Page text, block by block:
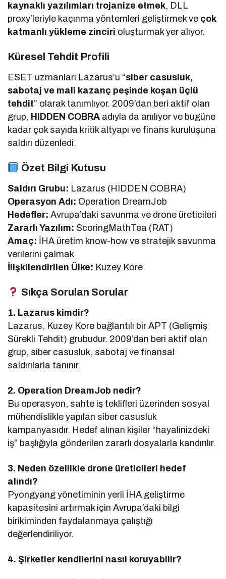
kaynaklı yazılımları trojanize etmek, DLL
proxy’leriyle kaçınma yöntemleri geliştirmek ve çok
katmanlı yükleme zinciri oluşturmak yer alıyor.
Küresel Tehdit Profili
ESET uzmanları Lazarus’u “siber casusluk,
sabotaj ve mali kazanç peşinde koşan üçlü
tehdit” olarak tanımlıyor. 2009’dan beri aktif olan
grup, HIDDEN COBRA adıyla da anılıyor ve bugüne
kadar çok sayıda kritik altyapı ve finans kuruluşuna
saldırı düzenledi.
Özet Bilgi Kutusu
Saldırı Grubu: Lazarus (HIDDEN COBRA)
Operasyon Adı: Operation DreamJob
Hedefler: Avrupa’daki savunma ve drone üreticileri
Zararlı Yazılım: ScoringMathTea (RAT)
Amaç: İHA üretim know-how ve stratejik savunma
verilerini çalmak
İlişkilendirilen Ülke: Kuzey Kore
Sıkça Sorulan Sorular
1. Lazarus kimdir?
Lazarus, Kuzey Kore bağlantılı bir APT (Gelişmiş
Sürekli Tehdit) grubudur. 2009’dan beri aktif olan
grup, siber casusluk, sabotaj ve finansal
saldırılarla tanınır.
2. Operation DreamJob nedir?
Bu operasyon, sahte iş teklifleri üzerinden sosyal
mühendislikle yapılan siber casusluk
kampanyasıdır. Hedef alınan kişiler “hayalinizdeki
iş” başlığıyla gönderilen zararlı dosyalarla kandırılır.
3. Neden özellikle drone üreticileri hedef
alındı?
Pyongyang yönetiminin yerli İHA geliştirme
kapasitesini artırmak için Avrupa’daki bilgi
birikiminden faydalanmaya çalıştığı
değerlendiriliyor.
4. Şirketler kendilerini nasıl koruyabilir?